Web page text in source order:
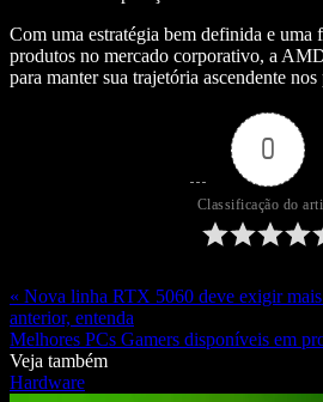
Com uma estratégia bem definida e uma
produtos no mercado corporativo, a
para manter sua trajetória ascendente
0
Classificação do
« Nova linha RTX 5060 deve exigir mais
anterior, entenda
Melhores PCs Gamers disponíveis em
Veja também
Hardware